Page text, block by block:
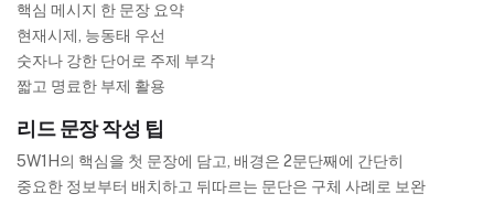
핵심 메시지 한 문장 요약
현재시제, 능동태 우선
숫자나 강한 단어로 주제 부각
짧고 명료한 부제 활용
리드 문장 작성 팁
5W1H의 핵심을 첫 문장에 담고, 배경은 2문단째에 간단히
중요한 정보부터 배치하고 뒤따르는 문단은 구체 사례로 보완